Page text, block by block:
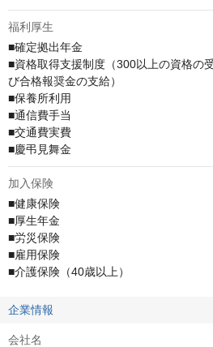
福利厚生
■確定拠出年金
■資格取得支援制度（300以上の資格の
び合格報奨金の支給）
■保養所利用
■通信費手当
■交通費実費
■慶弔見舞金
加入保険
■健康保険
■厚生年金
■労災保険
■雇用保険
■介護保険（40歳以上）
企業情報
会社名